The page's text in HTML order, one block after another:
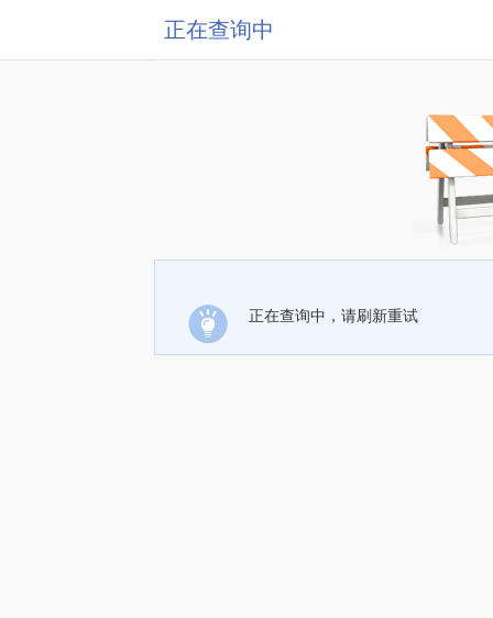
正在查询中
正在查询中，请刷新重试